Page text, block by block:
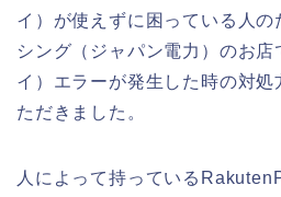
イ）が使えずに困っている人の
シング（ジャパン電力）のお
イ）エラーが発生した時の対処
ただきました。
人によって持っている